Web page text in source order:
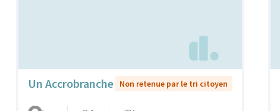
Un Accrobranche Non retenue par le tri citoyen